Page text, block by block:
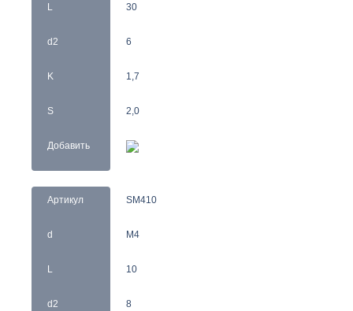
L
d2
K
S
Добавить
30
6
1,7
2,0
Артикул
d
L
d2
SM410
M4
10
8